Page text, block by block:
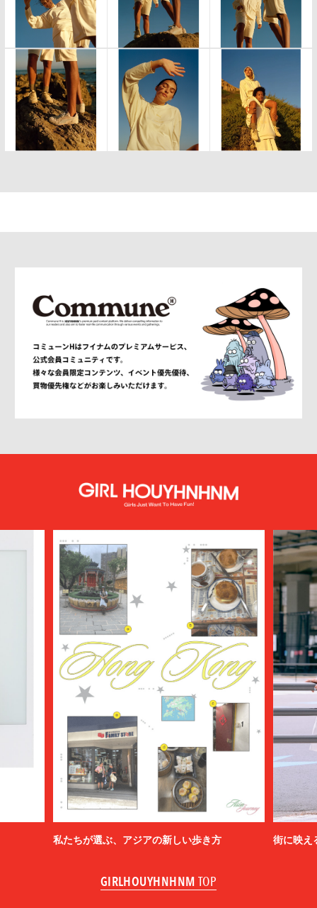
私たちが選ぶ、アジアの新しい歩き方 街に映え
GIRLHOUYHNHNM TOP